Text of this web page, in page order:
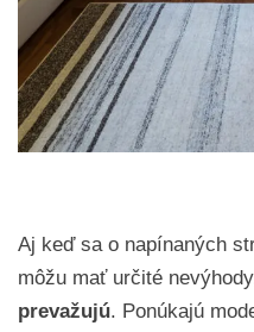
Aj keď sa o napínaných
môžu mať určité
prevažujú. Ponúkajú